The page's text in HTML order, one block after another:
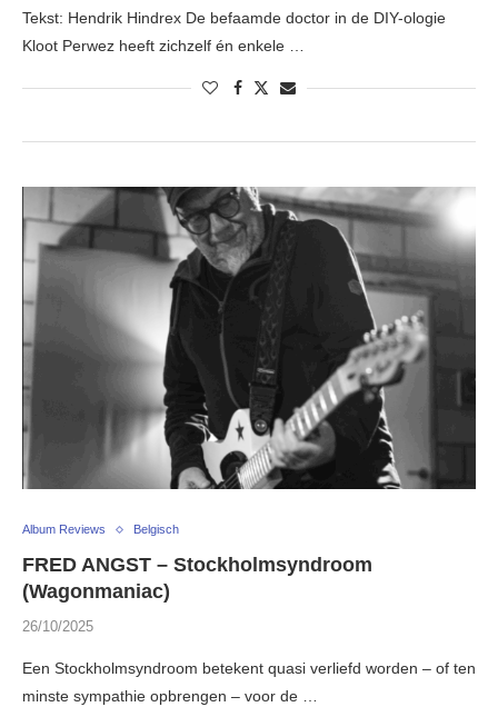
Tekst: Hendrik Hindrex De befaamde doctor in de DIY-ologie
Kloot Perwez heeft zichzelf én enkele …
Album Reviews Belgisch
FRED ANGST – Stockholmsyndroom
(Wagonmaniac)
26/10/2025
Een Stockholmsyndroom betekent quasi verliefd worden – of ten
minste sympathie opbrengen – voor de …